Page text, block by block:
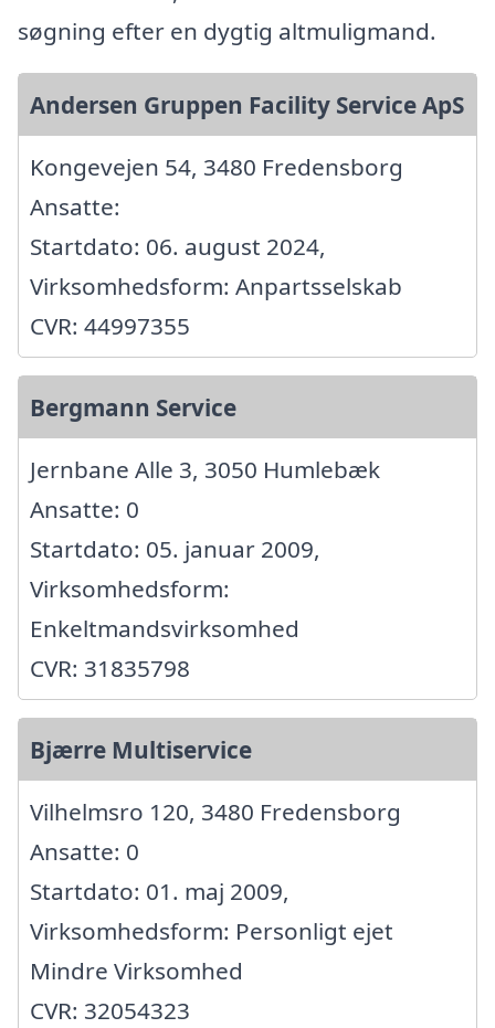
søgning efter en dygtig altmuligmand.
Andersen Gruppen Facility Service ApS
Kongevejen 54, 3480 Fredensborg
Ansatte:
Startdato: 06. august 2024,
Virksomhedsform: Anpartsselskab
CVR: 44997355
Bergmann Service
Jernbane Alle 3, 3050 Humlebæk
Ansatte: 0
Startdato: 05. januar 2009,
Virksomhedsform:
Enkeltmandsvirksomhed
CVR: 31835798
Bjærre Multiservice
Vilhelmsro 120, 3480 Fredensborg
Ansatte: 0
Startdato: 01. maj 2009,
Virksomhedsform: Personligt ejet
Mindre Virksomhed
CVR: 32054323